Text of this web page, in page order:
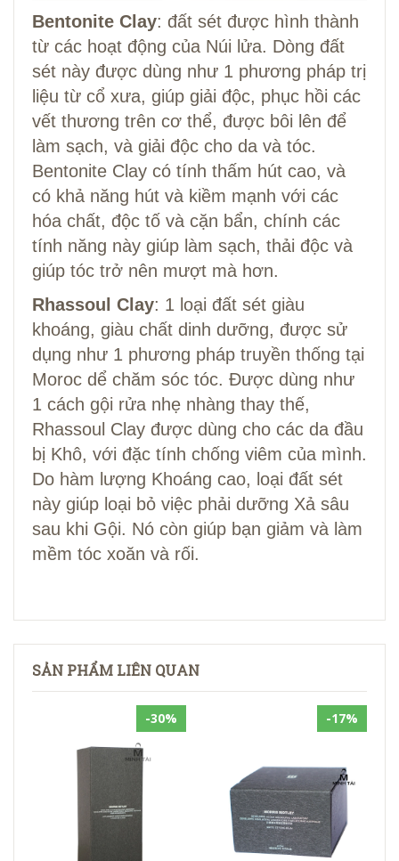
Bentonite Clay: đất sét được hình thành
từ các hoạt động của Núi lửa. Dòng đất
sét này được dùng như 1 phương pháp trị
liệu từ cổ xưa, giúp giải độc, phục hồi các
vết thương trên cơ thể, được bôi lên để
làm sạch, và giải độc cho da và tóc.
Bentonite Clay có tính thấm hút cao, và
có khả năng hút và kiềm mạnh với các
hóa chất, độc tố và cặn bẩn, chính các
tính năng này giúp làm sạch, thải độc và
giúp tóc trở nên mượt mà hơn.
Rhassoul Clay: 1 loại đất sét giàu
khoáng, giàu chất dinh dưỡng, được sử
dụng như 1 phương pháp truyền thống tại
Moroc dể chăm sóc tóc. Được dùng như
1 cách gội rửa nhẹ nhàng thay thế,
Rhassoul Clay được dùng cho các da đầu
bị Khô, với đặc tính chống viêm của mình.
Do hàm lượng Khoáng cao, loại đất sét
này giúp loại bỏ việc phải dưỡng Xả sâu
sau khi Gội. Nó còn giúp bạn giảm và làm
mềm tóc xoăn và rối.
SẢN PHẨM LIÊN QUAN
-30% -17%